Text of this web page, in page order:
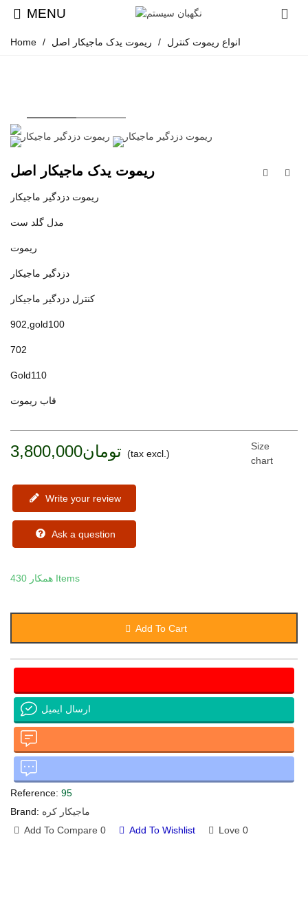
MENU
Home / انواع ریموت کنترل / ریموت یدک ماجیکار اصل
ریموت یدک ماجیکار اصل
ریموت دزدگیر ماجیکار
مدل گلد ست
ریموت
دزدگیر ماجیکار
کنترل دزدگیر ماجیکار
902,gold100
702
Gold110
قاب ریموت
تومان3,800,000 (tax excl.)
Write your review
Ask a question
Size
chart
همکار 430 Items
Add To Cart
ارسال ایمیل
Reference: 95
Brand: ماجیکار کره
Add To Compare 0 Add To Wishlist Love 0